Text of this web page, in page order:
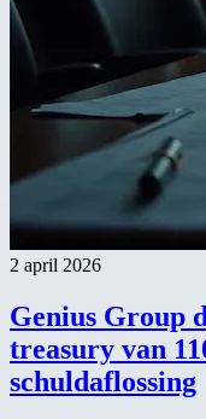
2 april 2026
Genius Group
treasury van
schuldaflossing